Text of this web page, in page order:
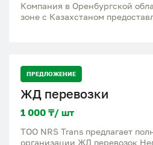
Компания в Оренбургской
зоне с Казахстаном
Россельхознадзор -
фасовочные работы на ж/д
масляничных, бобовых культур
продукции и т.д. Детали в
ПРЕДЛОЖЕНИЕ
ЖД перевозки
1 000 ₸/ шт
ТОО NRS Trans предлагает
организации ЖД перевозок